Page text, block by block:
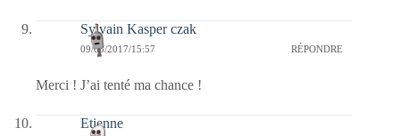
Sylvain Kasper czak
09/03/2017/15:57 RÉPONDRE
Merci ! J’ai tenté ma chance !
Etienne